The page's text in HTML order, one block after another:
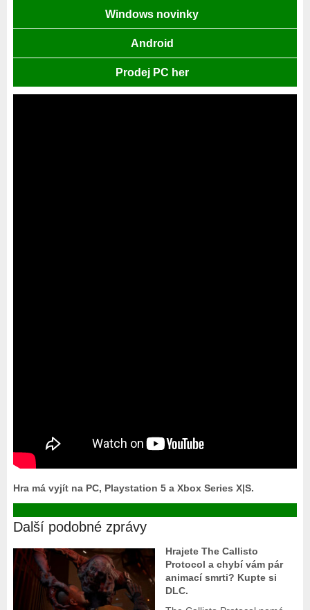
Windows novinky
Android
Prodej PC her
Hra má vyjít na PC, Playstation 5 a Xbox Series X|S.
Další podobné zprávy
Hrajete The Callisto
Protocol a chybí vám pár
animací smrti? Kupte si
DLC.